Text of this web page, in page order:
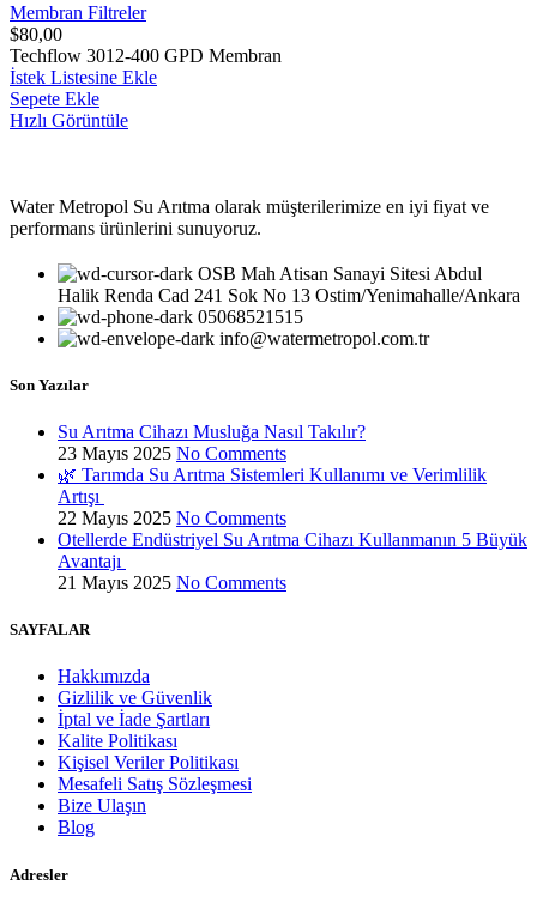
Membran Filtreler
$80,00
Techflow 3012-400 GPD Membran
İstek Listesine Ekle
Sepete Ekle
Hızlı Görüntüle
Water Metropol Su Arıtma olarak müşterilerimize en iyi fiyat ve
performans ürünlerini sunuyoruz.
OSB Mah Atisan Sanayi Sitesi Abdul
Halik Renda Cad 241 Sok No 13 Ostim/Yenimahalle/Ankara
05068521515
info@watermetropol.com.tr
Son Yazılar
Su Arıtma Cihazı Musluğa Nasıl Takılır?
23 Mayıs 2025 No Comments
🌿 Tarımda Su Arıtma Sistemleri Kullanımı ve Verimlilik
Artışı
22 Mayıs 2025 No Comments
Otellerde Endüstriyel Su Arıtma Cihazı Kullanmanın 5 Büyük
Avantajı
21 Mayıs 2025 No Comments
SAYFALAR
Hakkımızda
Gizlilik ve Güvenlik
İptal ve İade Şartları
Kalite Politikası
Kişisel Veriler Politikası
Mesafeli Satış Sözleşmesi
Bize Ulaşın
Blog
Adresler